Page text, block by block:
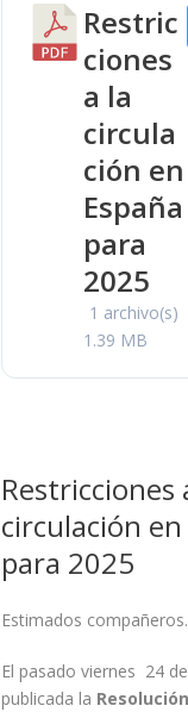
Restric
ciones
a la
circula
ción en
España
para
2025
1 archivo(s)
1.39 MB
Restricciones
circulación en
para 2025
Estimados compañeros.
El pasado viernes 24
publicada la